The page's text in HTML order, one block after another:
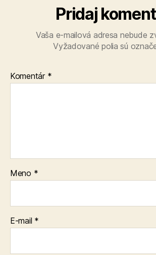
Pridaj
Vaša e-mailová adresa nebude
Vyžadované polia sú
Komentár *
Meno *
E-mail *